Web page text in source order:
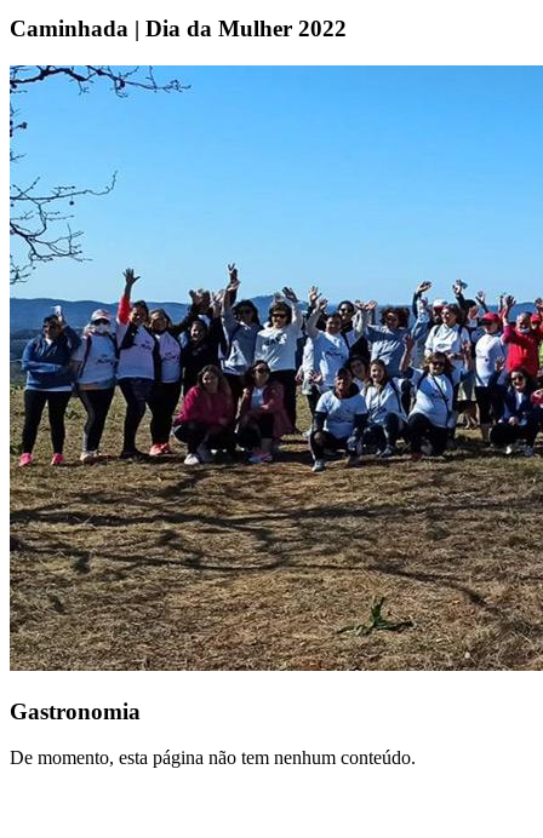
Caminhada | Dia da Mulher 2022
Gastronomia
De momento, esta página não tem nenhum conteúdo.